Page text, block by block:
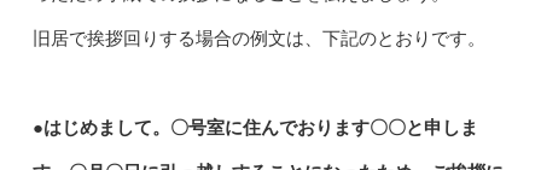
旧居で挨拶回りする場合の例文は、下記のとおりです。
●はじめまして。〇号室に住んでおります〇〇と申しま